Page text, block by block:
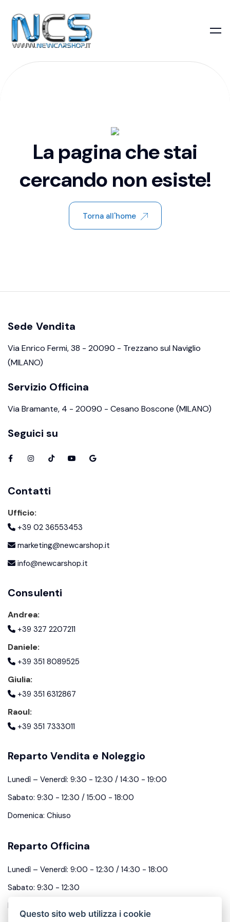
La pagina che stai
cercando non esiste!
Torna all'home
Sede Vendita
Via Enrico Fermi, 38 - 20090 - Trezzano sul Naviglio
(MILANO)
Servizio Officina
Via Bramante, 4 - 20090 - Cesano Boscone (MILANO)
Seguici su
Contatti
Ufficio:
+39 02 36553453
marketing@newcarshop.it
info@newcarshop.it
Consulenti
Andrea:
+39 327 2207211
Daniele:
+39 351 8089525
Giulia:
+39 351 6312867
Raoul:
+39 351 7333011
Reparto Vendita e Noleggio
Lunedì – Venerdì: 9:30 - 12:30 / 14:30 - 19:00
Sabato: 9:30 - 12:30 / 15:00 - 18:00
Domenica: Chiuso
Reparto Officina
Lunedì – Venerdì: 9:00 - 12:30 / 14:30 - 18:00
Sabato: 9:30 - 12:30
Domenica: Chiuso
Questo sito web utilizza i cookie